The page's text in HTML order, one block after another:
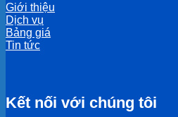
Giới thiệu
Dịch vụ
Bảng giá
Tin tức
Kết nối với chúng tôi